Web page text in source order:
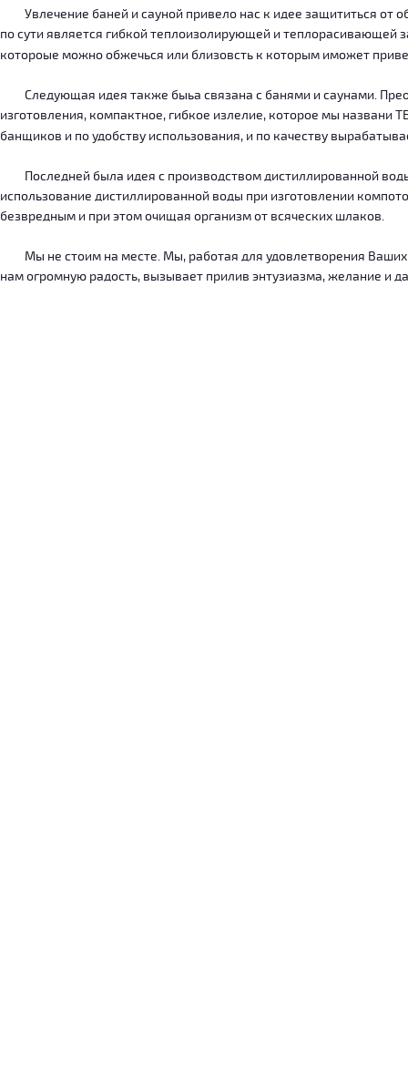
Увлечение баней и сауной привело нас к идее защититься от
по сути является гибкой теплоизолирующей и теплорасивающей
котороые можно обжечься или близовсть к которым иможет
Следующая идея также быьа связана с банями и саунами.
изготовления, компактное, гибкое излелие, которое мы
банщиков и по удобству использования, и по качеству
Последней была идея с производством дистиллированной
использование дистиллированной воды при изготовлении
безвредным и при этом очищая организм от всяческих шлаков.
Мы не стоим на месте. Мы, работая для удовлетворения Ваших
нам огромную радость, вызывает прилив энтузиазма, желание и